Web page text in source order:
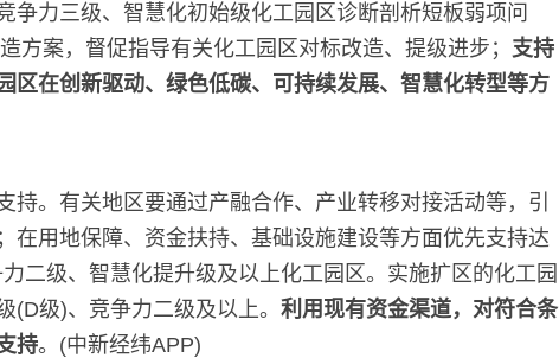
争力三级、智慧化初始级化工园区诊断剖析短板弱项问
方案，督促指导有关化工园区对标改造、提级进步； 支持
区在创新驱动、绿色低碳、可持续发展、智慧化转型等方
。有关地区要通过产融合作、产业转移对接活动等，引
在用地保障、资金扶持、基础设施建设等方面优先支持达
二级、智慧化提升级及以上化工园区。实施扩区的化工园
(D级)、竞争力二级及以上。 利用现有资金渠道，对符合条
持。(中新经纬APP)